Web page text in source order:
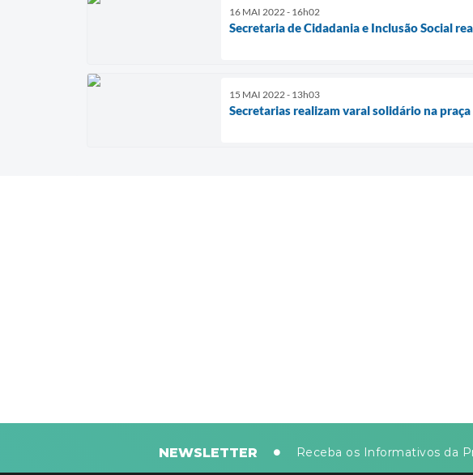
16 MAI 2022 - 16h02
Secretaria de Cidadania e Inclusão Social
15 MAI 2022 - 13h03
Secretarias realizam varal solidário na praça
NEWSLETTER Receba os Informativos da